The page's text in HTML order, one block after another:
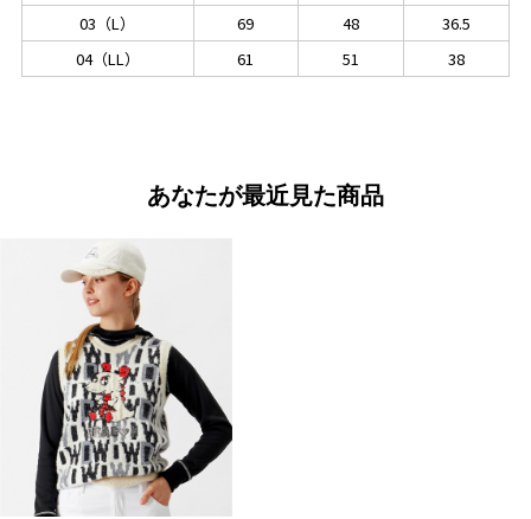
03（L）
69 48
36.5
04（LL）
61 51 38
あなたが最近見た商品